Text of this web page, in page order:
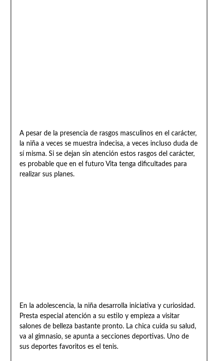
A pesar de la presencia de rasgos masculinos en el carácter,
la niña a veces se muestra indecisa, a veces incluso duda de
sí misma. Si se dejan sin atención estos rasgos del carácter,
es probable que en el futuro Vita tenga dificultades para
realizar sus planes.
En la adolescencia, la niña desarrolla iniciativa y curiosidad.
Presta especial atención a su estilo y empieza a visitar
salones de belleza bastante pronto. La chica cuida su salud,
va al gimnasio, se apunta a secciones deportivas. Uno de
sus deportes favoritos es el tenis.